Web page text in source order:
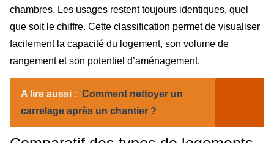
chambres. Les usages restent toujours identiques, quel
que soit le chiffre. Cette classification permet de visualiser
facilement la capacité du logement, son volume de
rangement et son potentiel d’aménagement.
A lire aussi : Comment nettoyer un
carrelage après un chantier ?